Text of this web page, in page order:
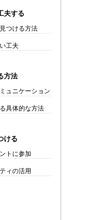
夫する
つける方法
工夫
方法
ュニケーション
具体的な方法
ける
トに参加
ィの活用